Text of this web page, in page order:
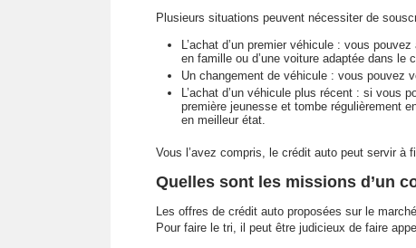
Plusieurs situations peuvent nécessiter de
L’achat d’un premier véhicule : vous
en famille ou d’une voiture adaptée dans le
Un changement de véhicule : vous pouvez
L’achat d’un véhicule plus récent : si vous
première jeunesse et tombe régulièrement
en meilleur état.
Vous l’avez compris, le crédit auto peut servir à
Quelles sont les missions d’un
Les offres de crédit auto proposées sur le
Pour faire le tri, il peut être judicieux de faire